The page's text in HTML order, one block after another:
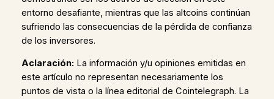
entorno desafiante, mientras que las altcoins continúan
sufriendo las consecuencias de la pérdida de confianza
de los inversores.
Aclaración: La información y/u opiniones emitidas en
este artículo no representan necesariamente los
puntos de vista o la línea editorial de Cointelegraph. La